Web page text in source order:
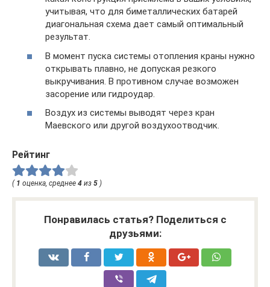
учитывая, что для биметаллических батарей
диагональная схема дает самый оптимальный
результат.
В момент пуска системы отопления краны нужно
открывать плавно, не допуская резкого
выкручивания. В противном случае возможен
засорение или гидроудар.
Воздух из системы выводят через кран
Маевского или другой воздухоотводчик.
Рейтинг
( 1 оценка, среднее 4 из 5 )
Понравилась статья? Поделиться с
друзьями: